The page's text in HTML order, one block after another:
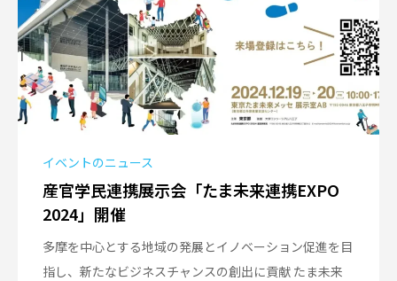
イベントのニュース
産官学民連携展示会「たま未来連携EXPO
2024」開催
多摩を中心とする地域の発展とイノベーション促進を目
指し、新たなビジネスチャンスの創出に貢献 たま未来